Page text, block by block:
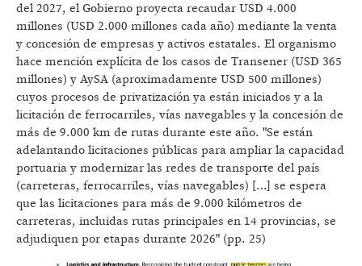
del 2027, el Gobierno proyecta recaudar USD 4.000
millones (USD 2.000 millones cada año) mediante la venta
y concesión de empresas y activos estatales. El organismo
hace mención explícita de los casos de Transener (USD 365
millones) y AySA (aproximadamente USD 500 millones)
cuyos procesos de privatización ya están iniciados y a la
licitación de ferrocarriles, vías navegables y la concesión de
más de 9.000 km de rutas durante este año. "Se están
adelantando licitaciones públicas para ampliar la capacidad
portuaria y modernizar las redes de transporte del país
(carreteras, ferrocarriles, vías navegables) […] se espera
que las licitaciones para más de 9.000 kilómetros de
carreteras, incluidas rutas principales en 14 provincias, se
adjudiquen por etapas durante 2026" (pp. 25)